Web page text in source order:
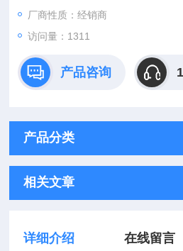
厂商性质：经销商
访问量：1311
产品咨询
产品分类
相关文章
详细介绍 在线留言